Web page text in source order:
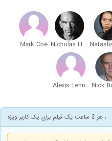
Nicholas Hope
Mark Coe
Alexis Lennon
، هر 2 ساعت یک فیلم برای یک کاربر ویژه